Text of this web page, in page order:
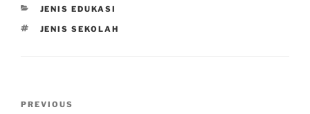
CATEGORIES
JENIS EDUKASI
TAGS
JENIS SEKOLAH
Previous
PREVIOUS